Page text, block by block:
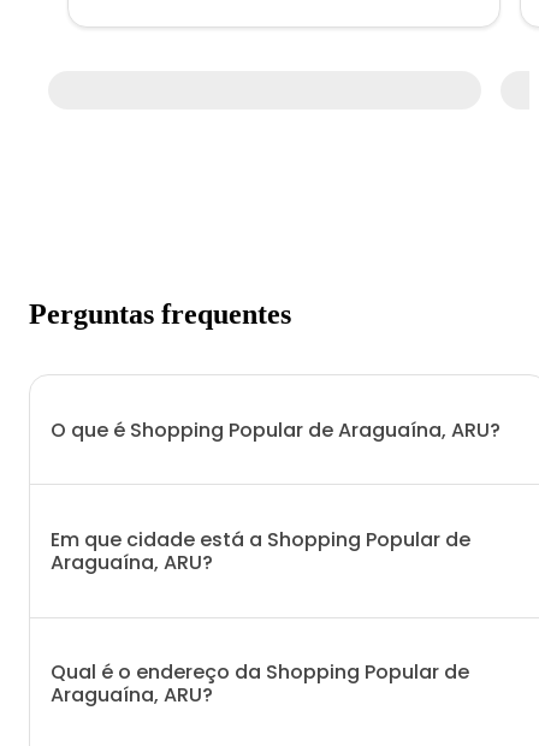
Perguntas frequentes
O que é Shopping Popular de Araguaína, ARU?
Em que cidade está a Shopping Popular de
Araguaína, ARU?
Qual é o endereço da Shopping Popular de
Araguaína, ARU?